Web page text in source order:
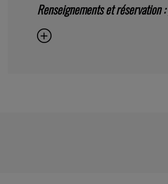
Renseignements et réservation :